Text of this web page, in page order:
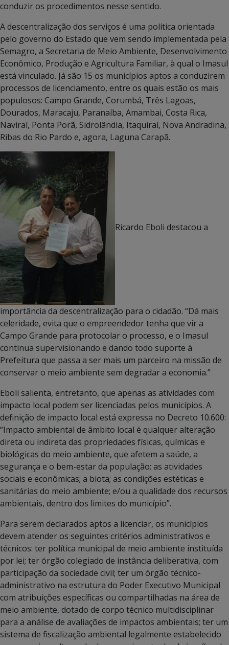
conduzir os procedimentos nesse sentido.
A descentralização dos serviços é uma política orientada
pelo governo do Estado que vem sendo implementada pela
Semagro, a Secretaria de Meio Ambiente, Desenvolvimento
Econômico, Produção e Agricultura Familiar, à qual o Imasul
está vinculado. Já são 15 os municípios aptos a conduzirem
processos de licenciamento, entre os quais estão os mais
populosos: Campo Grande, Corumbá, Três Lagoas,
Dourados, Maracaju, Paranaíba, Amambai, Costa Rica,
Naviraí, Ponta Porã, Sidrolândia, Itaquiraí, Nova Andradina,
Ribas do Rio Pardo e, agora, Laguna Carapã.
Ricardo Eboli destacou a
importância da descentralização para o cidadão. “Dá mais
celeridade, evita que o empreendedor tenha que vir a
Campo Grande para protocolar o processo, e o Imasul
continua supervisionando e dando todo suporte à
Prefeitura que passa a ser mais um parceiro na missão de
conservar o meio ambiente sem degradar a economia.”
Eboli salienta, entretanto, que apenas as atividades com
impacto local podem ser licenciadas pelos municípios. A
definição de impacto local está expressa no Decreto 10.600:
“Impacto ambiental de âmbito local é qualquer alteração
direta ou indireta das propriedades físicas, químicas e
biológicas do meio ambiente, que afetem a saúde, a
segurança e o bem-estar da população; as atividades
sociais e econômicas; a biota; as condições estéticas e
sanitárias do meio ambiente; e/ou a qualidade dos recursos
ambientais, dentro dos limites do município”.
Para serem declarados aptos a licenciar, os municípios
devem atender os seguintes critérios administrativos e
técnicos: ter política municipal de meio ambiente instituída
por lei; ter órgão colegiado de instância deliberativa, com
participação da sociedade civil; ter um órgão técnico-
administrativo na estrutura do Poder Executivo Municipal
com atribuições específicas ou compartilhadas na área de
meio ambiente, dotado de corpo técnico multidisciplinar
para a análise de avaliações de impactos ambientais; ter um
sistema de fiscalização ambiental legalmente estabelecido